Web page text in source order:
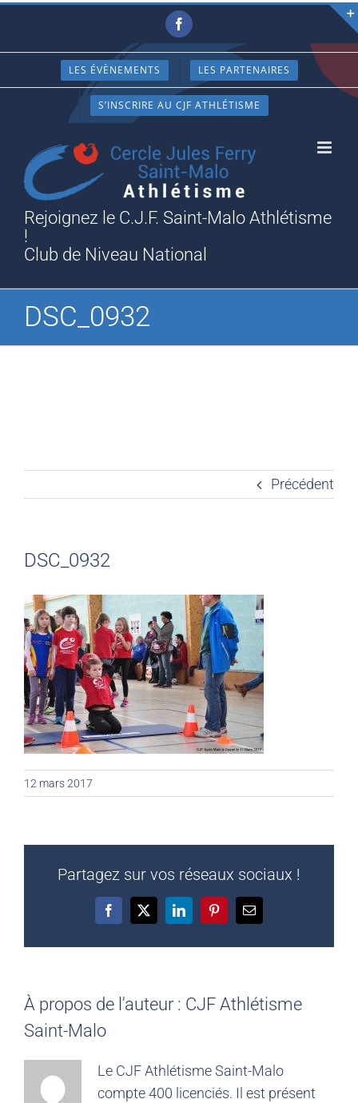
Passer
contenu
Facebook
LES ÉVÈNEMENTS LES PARTENAIRES
S’INSCRIRE AU CJF ATHLÉTISME
Rejoignez le C.J.F. Saint-Malo Athlétisme
!
Club de Niveau National
DSC_0932
Précédent
DSC_0932
12 mars 2017
Partagez sur vos réseaux sociaux !
Facebook
X LinkedInPinterestEmail
À propos de l'auteur : CJF Athlétisme
Saint-Malo
Le CJF Athlétisme Saint-Malo
compte 400 licenciés. Il est présent